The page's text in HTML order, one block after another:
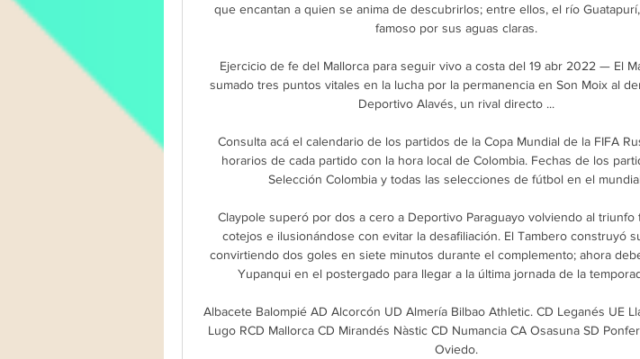
que encantan a quien se anima de descubrirlos; entre ellos, el río
famoso por sus aguas claras.
Ejercicio de fe del Mallorca para seguir vivo a costa del 19 abr 2022 — El
sumado tres puntos vitales en la lucha por la permanencia en Son Moix al
Deportivo Alavés, un rival directo ...
Consulta acá el calendario de los partidos de la Copa Mundial de la FIFA
horarios de cada partido con la hora local de Colombia. Fechas de los
Selección Colombia y todas las selecciones de fútbol en el
Claypole superó por dos a cero a Deportivo Paraguayo volviendo al triunfo
cotejos e ilusionándose con evitar la desafiliación. El Tambero construyó
convirtiendo dos goles en siete minutos durante el complemento; ahora
Yupanqui en el postergado para llegar a la última jornada de la
Albacete Balompié AD Alcorcón UD Almería Bilbao Athletic. CD Leganés UE
Lugo RCD Mallorca CD Mirandés Nàstic CD Numancia CA Osasuna SD
Oviedo.